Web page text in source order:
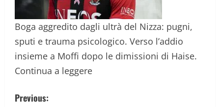
Boga aggredito dagli ultrà del Nizza: pugni,
sputi e trauma psicologico. Verso l’addio
insieme a Moffi dopo le dimissioni di Haise.
Continua a leggere
P
Previous: